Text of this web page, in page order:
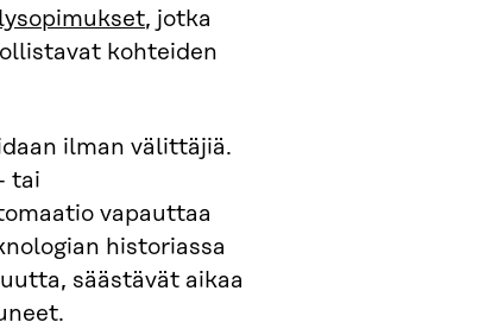
, jotka
kohteiden
ilman välittäjiä.
tai
vapauttaa
historiassa
säästävät aikaa